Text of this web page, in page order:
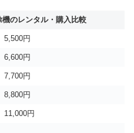
のレンタル・購入比較
5,500円
6,600円
7,700円
8,800円
11,000円